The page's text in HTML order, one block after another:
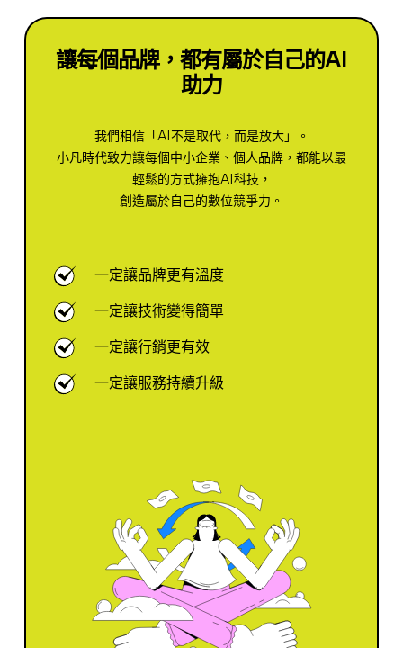
讓每個品牌，都有屬於自己的AI
助力
我們相信「AI不是取代，而是放大」。
小凡時代致力讓每個中小企業、個人品牌，都能以最
輕鬆的方式擁抱AI科技，
創造屬於自己的數位競爭力。
一定讓品牌更有溫度
一定讓技術變得簡單
一定讓行銷更有效
一定讓服務持續升級